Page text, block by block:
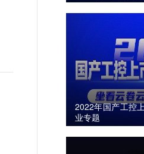
2022年国产工控
业专题